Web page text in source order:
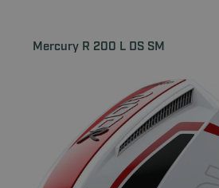
Mercury R 200 L DS SM